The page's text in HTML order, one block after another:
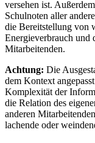
versehen ist.
Schulnoten aller
die Bereitstellung von
Energieverbrauch und
Mitarbeitenden.
Achtung: Die
dem Kontext
Komplexität der
die Relation des
anderen
lachende oder